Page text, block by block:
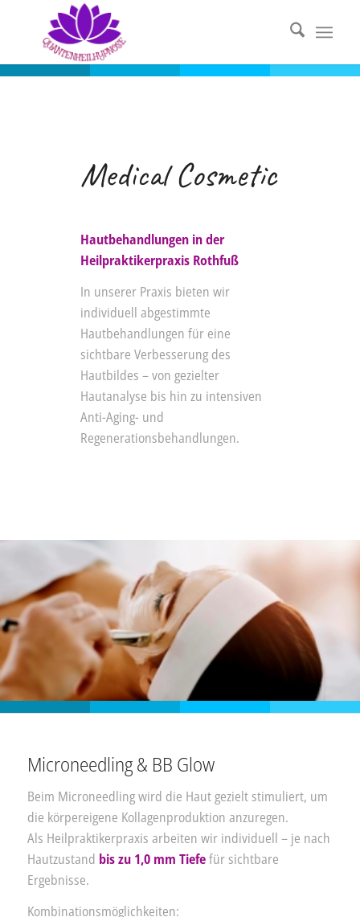
Medical Cosmetic
Hautbehandlungen in der
Heilpraktikerpraxis Rothfuß
In unserer Praxis bieten wir
individuell abgestimmte
Hautbehandlungen für eine
sichtbare Verbesserung des
Hautbildes – von gezielter
Hautanalyse bis hin zu intensiven
Anti-Aging- und
Regenerationsbehandlungen.
Microneedling & BB Glow
Beim Microneedling wird die Haut gezielt stimuliert, um
die körpereigene Kollagenproduktion anzuregen.
Als Heilpraktikerpraxis arbeiten wir individuell – je nach
Hautzustand bis zu 1,0 mm Tiefefür sichtbare
Ergebnisse.
Kombinationsmöglichkeiten: